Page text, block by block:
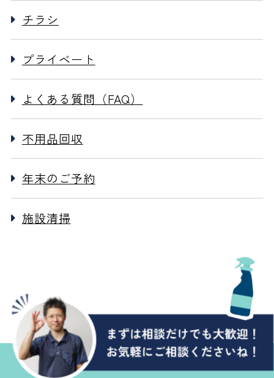
チラシ
プライベート
よくある質問（FAQ）
不用品回収
年末のご予約
施設清掃